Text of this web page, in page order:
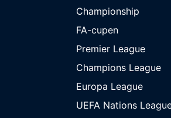
Championship
FA-cupen
Premier League
Champions League
Europa League
UEFA Nations